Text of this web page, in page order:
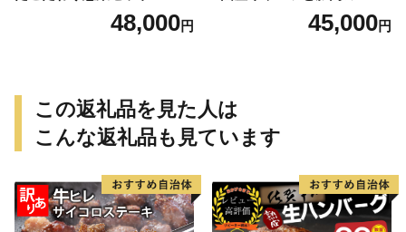
48,000円
ルキャベツ（6P入り）
45,000円
この返礼品を見た人は
こんな返礼品も見ています